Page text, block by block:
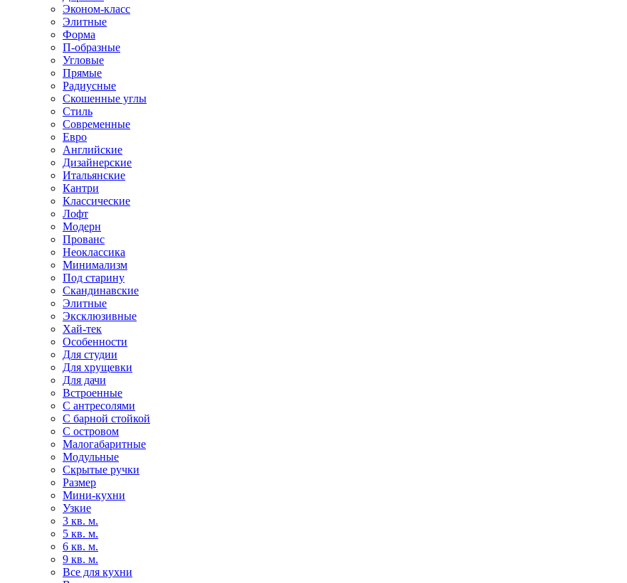
Эконом-класс
Элитные
Форма
П-образные
Угловые
Прямые
Радиусные
Скошенные углы
Стиль
Современные
Евро
Английские
Дизайнерские
Итальянские
Кантри
Классические
Лофт
Модерн
Прованс
Неоклассика
Минимализм
Под старину
Скандинавские
Элитные
Эксклюзивные
Хай-тек
Особенности
Для студии
Для хрущевки
Для дачи
Встроенные
С антресолями
С барной стойкой
С островом
Малогабаритные
Модульные
Скрытые ручки
Размер
Мини-кухни
Узкие
3 кв. м.
5 кв. м.
6 кв. м.
9 кв. м.
Все для кухни